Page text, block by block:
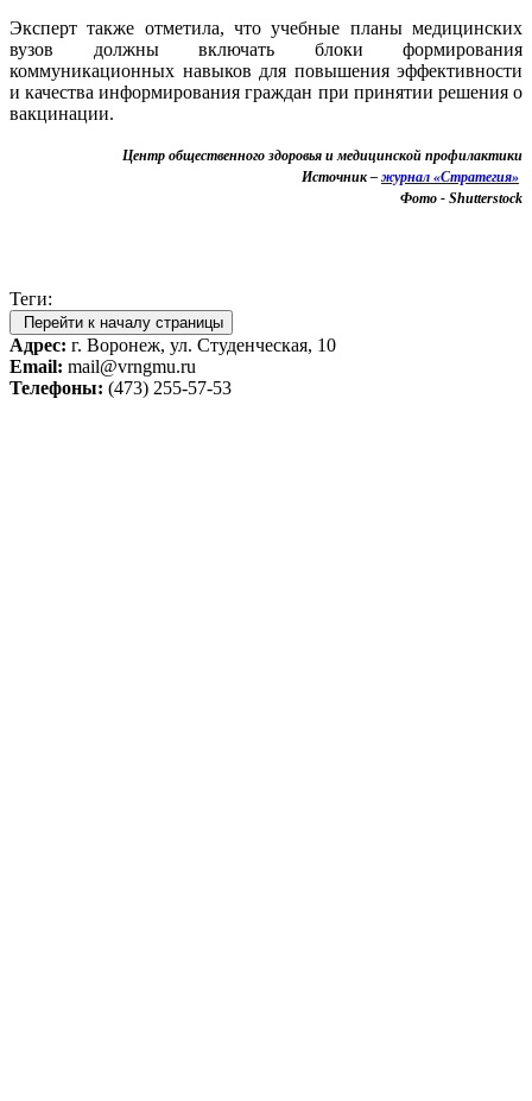
Эксперт также отметила, что учебные планы медицинских
вузов должны включать блоки формирования
коммуникационных навыков для повышения эффективности
и качества информирования граждан при принятии решения о
вакцинации.
Центр общественного здоровья и медицинской профилактики
Источник – журнал «Стратегия»
Фото - Shutterstock
Теги:
Перейти к началу страницы
Адрес: г. Воронеж, ул. Студенческая, 10
Email: mail@vrngmu.ru
Телефоны: (473) 255-57-53